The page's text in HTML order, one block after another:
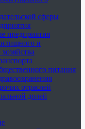
сферы
предприятия
и
питания
отраслей
долей